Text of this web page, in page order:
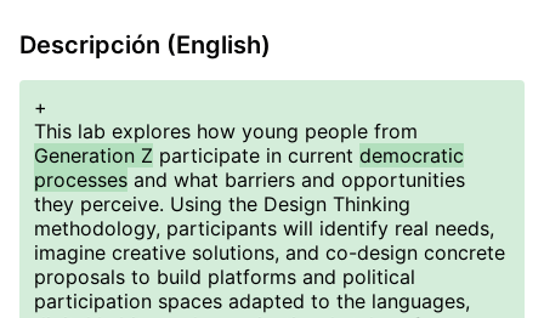
Descripción (English)
+
This lab explores how young people from
Generation Z participate in current democratic
processes and what barriers and opportunities
they perceive. Using the Design Thinking
methodology, participants will identify real needs,
imagine creative solutions, and co-design concrete
proposals to build platforms and political
participation spaces adapted to the languages,